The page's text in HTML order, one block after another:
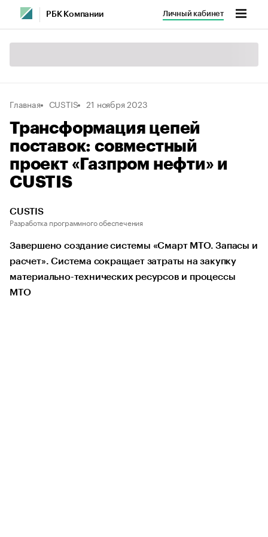
РБК Компании Личный кабинет
Главная CUSTIS 21 ноября 2023
Трансформация цепей
поставок: совместный
проект «Газпром нефти» и
CUSTIS
CUSTIS
Разработка программного обеспечения
Завершено создание системы «Смарт МТО. Запасы и
расчет». Система сокращает затраты на закупку
материально-технических ресурсов и процессы
МТО